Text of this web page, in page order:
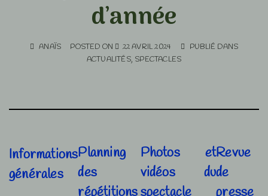
d’année
ANAÏS POSTED ON 22 AVRIL 2024
PUBLIÉ DANS
ACTUALITÉS, SPECTACLES
Informations
générales
Planning
des
répétitions
Photos et
vidéos du
spectacle
Revue
de
presse